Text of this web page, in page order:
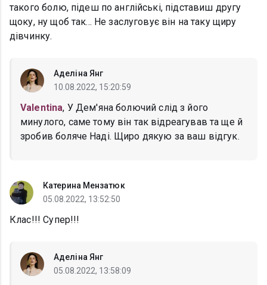
такого болю, підеш по англійські, підставиш другу
щоку, ну щоб так... Не заслуговує він на таку щиру
дівчинку.
Аделіна Янг
10.08.2022, 15:20:59
Valentina, У Дем'яна болючий слід з його
минулого, саме тому він так відреагував та ще й
зробив боляче Наді. Щиро дякую за ваш відгук.
Катерина Мензатюк
05.08.2022, 13:52:50
Клас!!! Супер!!!
Аделіна Янг
05.08.2022, 13:58:09